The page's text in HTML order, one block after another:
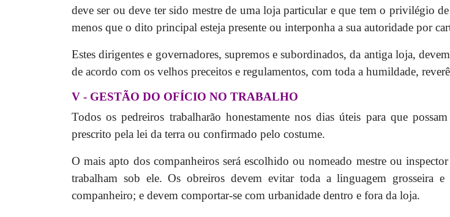
deve ser ou deve ter sido mestre de uma loja particular e que tem o privilégio
menos que o dito principal esteja presente ou interponha a sua autoridade por
Estes dirigentes e governadores, supremos e subordinados, da antiga loja,
de acordo com os velhos preceitos e regulamentos, com toda a humildade,
V - GESTÃO DO OFÍCIO NO TRABALHO
Todos os pedreiros trabalharão honestamente nos dias úteis para que
prescrito pela lei da terra ou confirmado pelo costume.
O mais apto dos companheiros será escolhido ou nomeado mestre ou
trabalham sob ele. Os obreiros devem evitar toda a linguagem grosseira
companheiro; e devem comportar-se com urbanidade dentro e fora da loja.